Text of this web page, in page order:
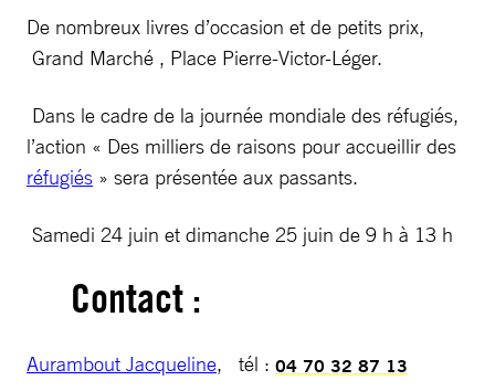
De nombreux livres d’occasion et de petits prix,
Grand Marché , Place Pierre-Victor-Léger.
Dans le cadre de la journée mondiale des réfugiés,
l’action « Des milliers de raisons pour accueillir des
réfugiés » sera présentée aux passants.
Samedi 24 juin et dimanche 25 juin de 9 h à 13 h
Contact :
Aurambout Jacqueline, tél : 04 70 32 87 13